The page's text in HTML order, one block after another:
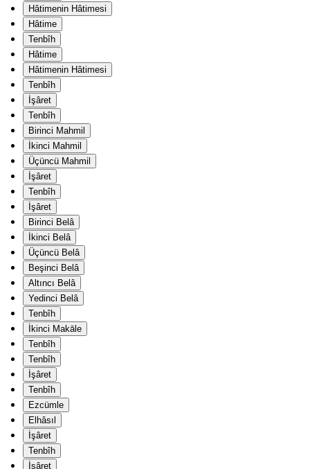
Hâtimenin Hâtimesi
Hâtime
Tenbîh
Hâtime
Hâtimenin Hâtimesi
Tenbîh
İşâret
Tenbîh
Birinci Mahmil
İkinci Mahmil
Üçüncü Mahmil
İşâret
Tenbîh
İşâret
Birinci Belâ
İkinci Belâ
Üçüncü Belâ
Beşinci Belâ
Altıncı Belâ
Yedinci Belâ
Tenbîh
İkinci Makāle
Tenbîh
Tenbîh
İşâret
Tenbîh
Ezcümle
Elhâsıl
İşâret
Tenbîh
İşâret